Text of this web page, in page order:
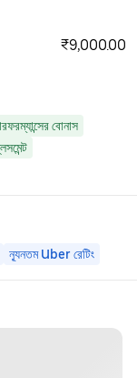
₹9,000.00
বোনাস
ন্যূনতম Uber রেটিং